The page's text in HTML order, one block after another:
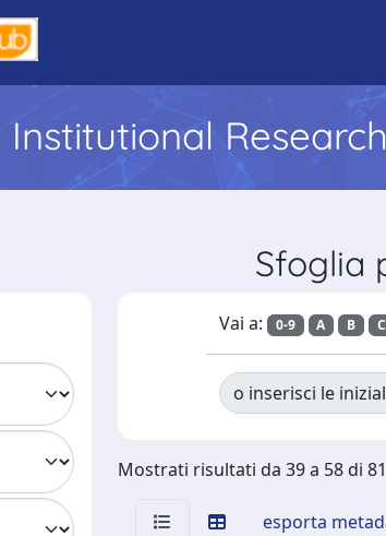
Institutional
Sfoglia
Vai a: 0-9 A B C
o inserisci le
Mostrati risultati da 39 a 58 di 81
esporta